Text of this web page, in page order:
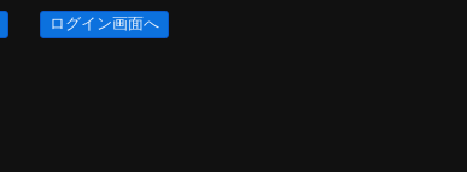
ログイン画面へ